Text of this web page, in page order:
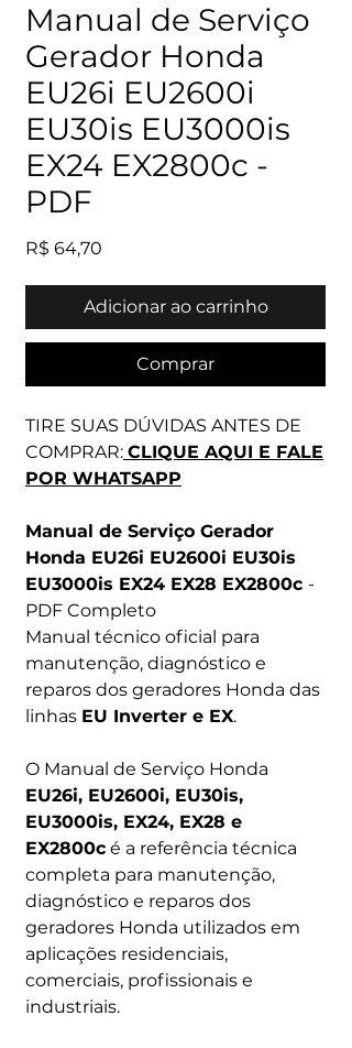
Manual de Serviço
Gerador Honda
EU26i EU2600i
EU30is EU3000is
EX24 EX2800c -
PDF
R$ 64,70
Adicionar ao carrinho
Comprar
TIRE SUAS DÚVIDAS ANTES DE
COMPRAR: CLIQUE AQUI E FALE
POR WHATSAPP
Manual de Serviço Gerador
Honda EU26i EU2600i EU30is
EU3000is EX24 EX28 EX2800c -
PDF Completo
Manual técnico oficial para
manutenção, diagnóstico e
reparos dos geradores Honda das
linhas EU Inverter e EX.
O Manual de Serviço Honda
EU26i, EU2600i, EU30is,
EU3000is, EX24, EX28 e
EX2800c é a referência técnica
completa para manutenção,
diagnóstico e reparos dos
geradores Honda utilizados em
aplicações residenciais,
comerciais, profissionais e
industriais.